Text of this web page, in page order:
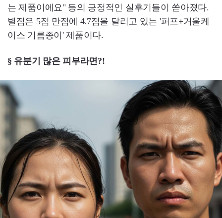
는 제품이에요" 등의 긍정적인 실후기들이 쏟아졌다.
별점은 5점 만점에 4.7점을 달리고 있는 '퍼프+거울케
이스 기름종이' 제품이다.
§ 유분기 많은 피부라면?!